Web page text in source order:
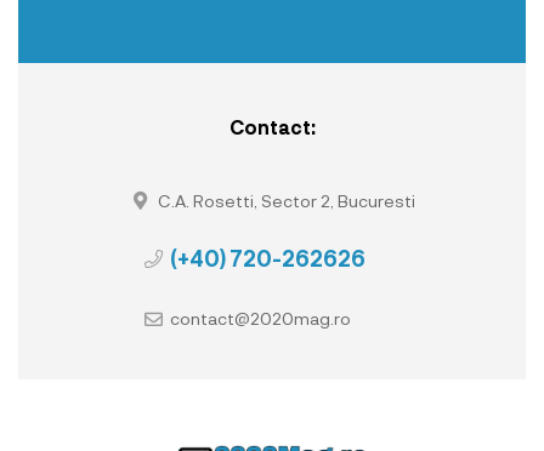
Contact:
C.A. Rosetti, Sector 2, Bucuresti
(+40) 720-262626
contact@2020mag.ro